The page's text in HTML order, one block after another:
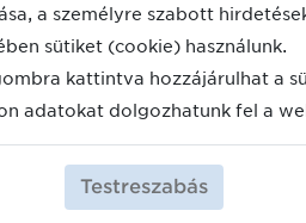
alapítóinak találkozójától a
izgalmas volt és
előnyökkel járt a
valamit a közösség
új típusaival, amelyek
Brandy, egyike azoknak a
és ezzel előkészítették az
a személyre szabott
sütiket (cookie) használunk.
kattintva hozzájárulhat a
adatokat dolgozhatunk fel a
Testreszabás